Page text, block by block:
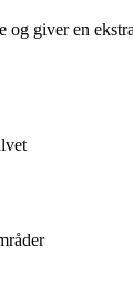
og giver en